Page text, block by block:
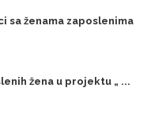
sa ženama zaposlenima
žena u projektu „ ...